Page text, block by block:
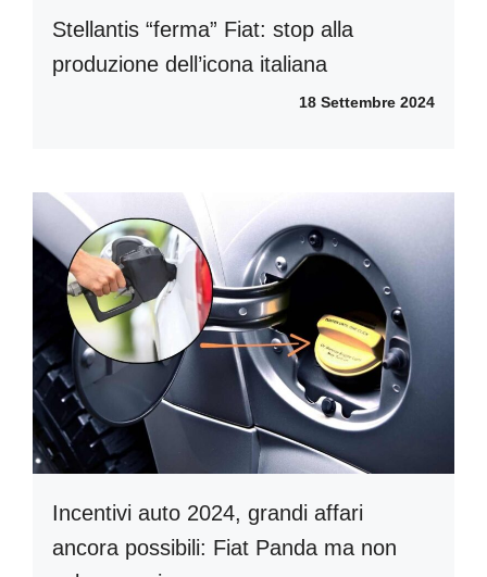
Stellantis “ferma” Fiat: stop alla
produzione dell’icona italiana
18 Settembre 2024
Incentivi auto 2024, grandi affari
ancora possibili: Fiat Panda ma non